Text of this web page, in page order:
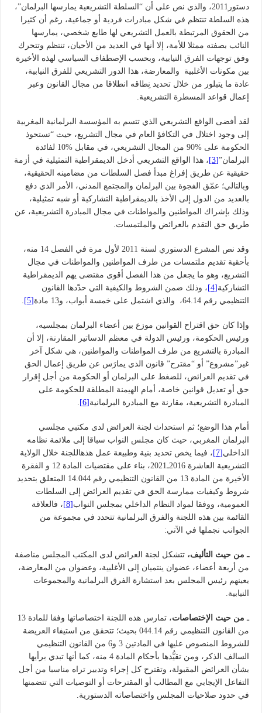
دستور2011، والذي نص على أن “السلطة التشريعية يمارسها البرلمان”،
هذه السلطة تنتظم في شكل مبادرات فردية أو جماعية، رغم أن كثيرا
من الحقوق المرتبطة بالعمل التشريعي لها طابع شخصي، يمارسها
النائب بصفته ممثلا للأمة، إلا أنها في العديد من الأحيان، تنتظم وتتحرك
وفق توجهات الفرق النيابية، وبحسب الإصطفاف السياسي لهذه الأخيرة
بين مكونات الأغلبية والمعارضة، هذا الدور التشريعي للفرق النيابية،
عادة ما يتبلور من خلال تحديد نِطاقه انطلاقا من مجال القانون وعبر
إعمال قواعد المسطرة التشريعية.
لقد أفضى الواقع التشريعي الذي تتسم به المؤسسة البرلمانية المغربية
إلى وجود اختلال في التكافؤ العام في مجال التشريع، حيث “تستحوذ
الحكومة على %90 من المجال التشريعي، في مقابل %10 لفائدة
البرلمان”[3]
، هذا الواقع التشريعي أدخل الديمقراطية التمثيلية في أزمة
حقيقية عن طريق إفراغ مبدأ فصل السلطات من مضامينه الحقيقية،
وبالتالي؛ عمّق الفجوة بين البرلمان والمجتمع المدني، الأمر الذي دفع
بالعديد من الدول إلى الأخذ بالديمقراطية التشاركية أو شبه تمثيلية،
وذلك بإشراك المواطنين والمواطنات في مجال المبادرة التشريعية، عن
طريق حق التقدم بالعرائض والملتمسات.
وقد نص المشرع الدستوري لسنة 2011 لأول مرة في الفصل 14 منه،
بأحقية تقديم ملتمسات من طرف المواطنين والمواطنات في مجال
التشريع، وهو ما يجعل من هذا الفصل أقوى مقتضى يهم الديمقراطية
التشاركية [4]
، وذلك ضمن الشروط والكيفية التي حدّدها القانون
التنظيمي رقم 64.14، والذي اشتمل على خمسة أبواب، و13 مادة
[5]
وإذا كان حق اقتراح القوانين موزع بين أعضاء البرلمان بمجلسيه،
ورئيس الحكومة، ورئيس الدولة في معظم الدساتير المقارنة، إلا أن
المبادرة بالتشريع من طرف المواطنات والمواطنين، هي شكل آخر
غير”مشروع” أو “مقترح” قانون الذي يمارَس عن طريق إعمال الحق
في تقديم العرائض، للضغط على البرلمان أو الحكومة من أجل إقرار
حق أو تعديل قوانين خاصة، أمام الهيمنة المطلقة للحكومة على
المبادرة التشريعية، مقارنة مع المبادرة البرلمانية [6]
أمام هذا الوضع؛ ثم استحداث لجنة العرائض لدى مكتبي مجلسي
البرلمان المغربي، حيث كان مجلس النواب سباقا إلى ملائمة نظامه
الداخلي [7]
، فيما يخص تحديد بنية وطبيعة عمل هذهاللجنة خلال الولاية
التشريعية العاشرة 2016ـ2021، بناء على مقتضيات المادة 12 و الفقرة
الأخيرة من المادة 13 من القانون التنظيمي رقم 14.044 المتعلق بتحديد
شروط وكيفيات ممارسة الحق في تقديم العرائض إلى السلطات
العمومية، ووفقا لمواد النظام الداخلي بمجلس النواب [8]
، فالعلاقة
القائمة بين هذه اللجنة والفرق البرلمانية تتحدد في مجموعة من
الجوانب نجملها في الآتي:
ـ من حيث التأليف، تتشكل لجنة العرائض لدى المكتب المجلس مناصفة
من أربعة أعضاء، عضوان ينتميان إلى الأغلبية، وعضوان من المعارضة،
يعينهم رئيس المجلس بعد استشارة الفرق البرلمانية والمجموعات
النيابية.
ـ من حيث الإختصاصات
، تمارس هذه اللجنة اختصاصاتها وفقا للمادة 13
من القانون التنظيمي رقم 044.14 بحيث؛ تتحقق من استيفاء العريضة
للشروط المنصوص عليها في المادتين 3 و6 من القانون التنظيمي
السالف الذكر، ومن تقيُّدها بأحكام المادة 4 منه، كما أنها تبدي برأيها
بشأن العرائض المقبولة، وتقترح كل إجراء وتدبير تراه مناسبا من أجل
التفاعل الإيجابي مع المطالب أو المقترحات أو التوصيات التي تتضمنها
في حدود صلاحيات المجلس واختصاصاته الدستورية.